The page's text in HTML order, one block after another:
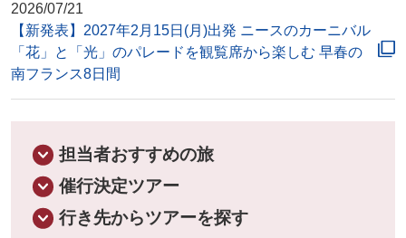
2026/07/21
【新発表】2027年2月15日(月)出発 ニースのカーニバル
「花」と「光」のパレードを観覧席から楽しむ 早春の
南フランス8日間
担当者おすすめの旅
催行決定ツアー
行き先からツアーを探す